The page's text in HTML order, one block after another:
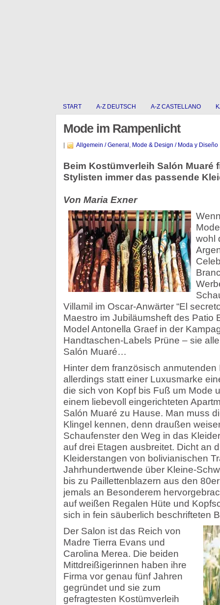
START A-Z DEUTSCH A-Z CASTELLANO
Mode im Rampenlicht
Allgemein / General , Mode & Design / Moda y Diseño
Beim Kostümverleih Salón Muaré
Stylisten immer das passende
Von Maria Exner
wohl
Villamil im Oscar-Anwärter “El
Maestro im Jubiläumsheft des Patio
Model Antonella Graef in der
Handtaschen-Labels Prüne – sie
Salón Muaré…
Hinter dem französisch anmutenden
allerdings statt einer Luxusmarke
die sich von Kopf bis Fuß um Mode
einem liebevoll eingerichteten
Salón Muaré zu Hause. Man muss
Klingel kennen, denn draußen
Schaufenster den Weg in das
auf drei Etagen ausbreitet. Dicht an
Kleiderstangen von bolivianischen
Jahrhundertwende über Kleine-
bis zu Paillettenblazern aus den
jemals an Besonderem
auf weißen Regalen Hüte und
sich in fein säuberlich beschrifteten
Der Salon ist das Reich von
Madre Tierra Evans und
Carolina Merea. Die beiden
Mittdreißigerinnen haben ihre
Firma vor genau fünf Jahren
gegründet und sie zum
gefragtesten Kostümverleih